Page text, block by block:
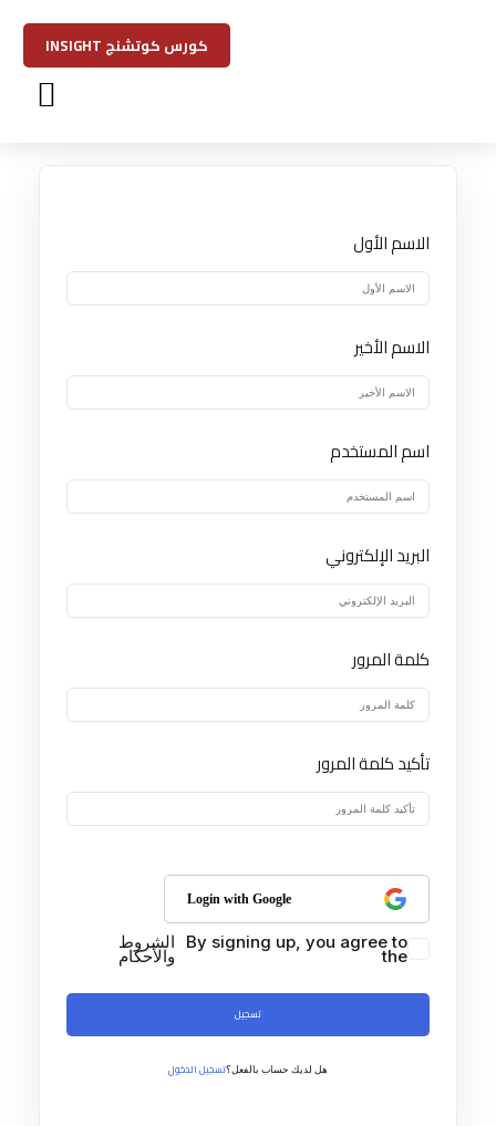
كورس كوتشنج INSIGHT
الاسم الأول
الاسم الأخير
اسم المستخدم
البريد الإلكتروني
كلمة المرور
تأكيد كلمة المرور
Login with Google
By signing up, you agree to
the
الشروط
والأحكام
تسجيل
هل لديك حساب بالفعل؟تسجيل الدخول